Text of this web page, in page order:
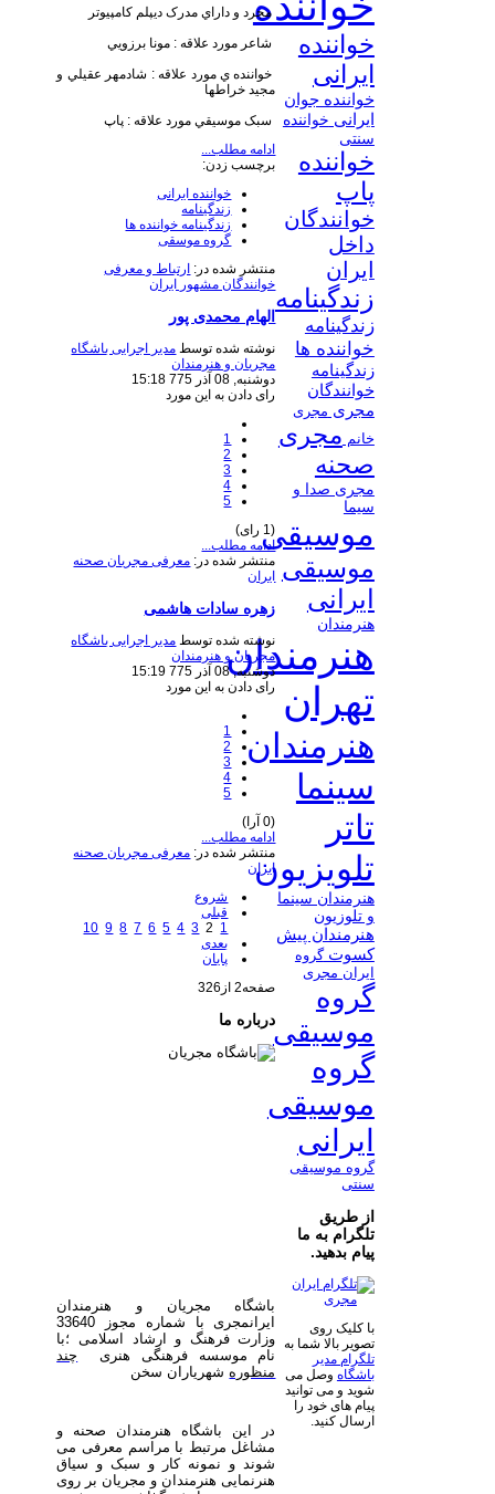
مجرد و داراي مدرک ديپلم کامپيوتر
شاعر مورد علاقه : مونا برزويي
خواننده ي مورد علاقه : شادمهر عقيلي و
مجيد خراطها
سبک موسيقي مورد علاقه : پاپ
ادامه مطلب...
برچسب زدن:
خواننده ایرانی
زندگینامه
زندگینامه خواننده ها
گروه موسقی
منتشر شده در: ارتباط و معرفی
خوانندگان مشهور ایران
الهام محمدی پور
نوشته شده توسط مدیر اجرایی باشگاه
مجریان و هنرمندان
دوشنبه, 08 آذر 775 15:18
رای دادن به این مورد
1
2
3
4
5
(1 رای)
ادامه مطلب...
منتشر شده در: معرفی مجریان صحنه
ایران
زهره سادات هاشمی
نوشته شده توسط مدیر اجرایی باشگاه
مجریان و هنرمندان
دوشنبه, 08 آذر 775 15:19
رای دادن به این مورد
1
2
3
4
5
(0 آرا)
ادامه مطلب...
منتشر شده در: معرفی مجریان صحنه
ایران
شروع
قبلی
1
2
3
4
5
6
7
8
9
10
بعدی
پایان
صفحه2 از326
درباره ما
باشگاه مجریان و هنرمندان
ایرانمجری با شماره مجوز 33640
وزارت فرهنگ و ارشاد اسلامی ؛با
نام موسسه فرهنگی هنری چند
منظوره شهریاران سخن
در این باشگاه هنرمندان صحنه و
مشاغل مرتبط با مراسم معرفی می
شوند و نمونه کار و سبک و سیاق
هنرنمایی هنرمندان و مجریان بر روی
خواننده
ایرانی
خواننده جوان
ایرانی خواننده
سنتی
خواننده
پاپ
خوانندگان
داخل
ایران
زندگینامه
زندگینامه
خواننده ها
زندگینامه
خوانندگان
مجری مجری
خانم مجری
صحنه
مجری صدا و
سیما
موسیقی
موسیقی
ایرانی
هنرمندان
هنرمندان
تهران
هنرمندان
سینما
تاتر
تلویزیون
هنرمندان سینما
و تلوزیون
هنرمندان پیش
کسوتگروه
ایران مجری
گروه
موسیقی
گروه
موسیقی
ایرانی
گروه موسیقی
سنتی
از طریق
تلگرام به ما
پیام بدهید.
با کلیک روی
تصویر بالا شما به
تلگرام مدیر
باشگاه وصل می
شوید و می توانید
پیام های خود را
ارسال کنید.